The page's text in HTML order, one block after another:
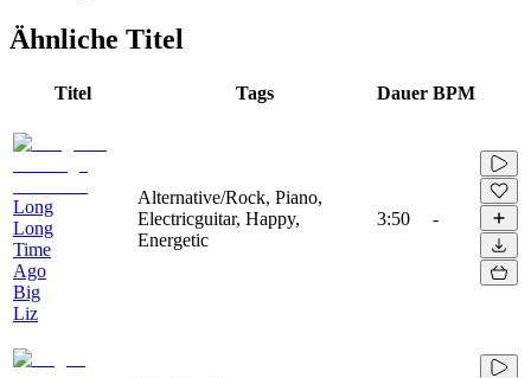
Ähnliche Titel
Titel Tags Dauer BPM
Long
Long
Time
Ago
Big
Liz
Alternative/Rock, Piano,
Electricguitar, Happy,
Energetic
3:50 -